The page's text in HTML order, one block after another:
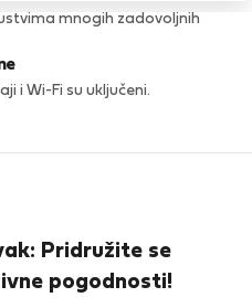
mnogih zadovoljnih
i Wi-Fi su uključeni.
Pridružite se
pogodnosti!